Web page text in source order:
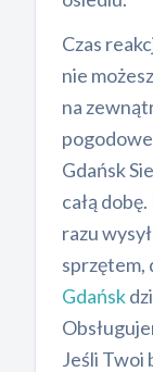
Czas
nie
na
Gdańsk
całą
razu
sprzętem,
Gdańsk
Jeśli Twoi